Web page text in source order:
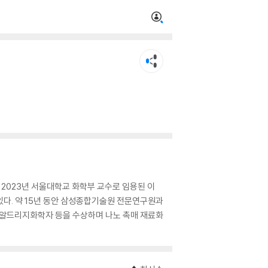
년 서울대학교 화학부 교수로 임용된 이
. 약 15년 동안 삼성종합기술원 전문연구원과
리지화학자 등을 수상하며 나노 촉매 재료화